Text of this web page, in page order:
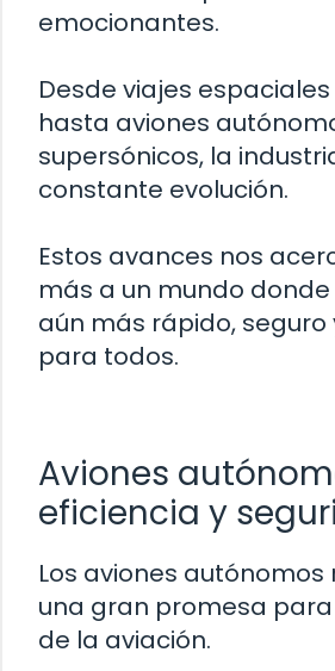
emocionantes.
Desde viajes
hasta aviones
supersónicos, la
constante evolución.
Estos avances nos
más a un mundo
aún más rápido, seguro
para todos.
Aviones
eficiencia y
Los aviones
una gran promesa
de la aviación.